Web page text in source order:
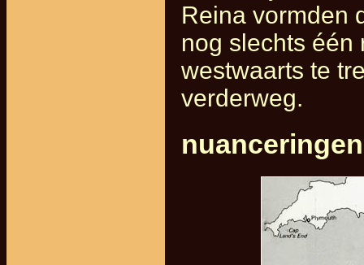
Reina vormden
nog slechts één
westwaarts te
verderweg.
nuanceringen